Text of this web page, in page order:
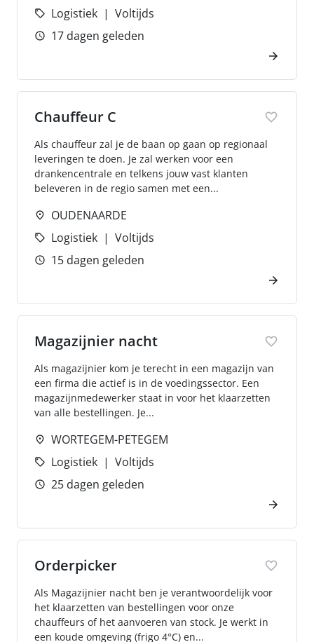
Logistiek
Voltijds
17 dagen geleden
Chauffeur C
Als chauffeur zal je de baan op gaan op regionaal
leveringen te doen. Je zal werken voor een
drankencentrale en telkens jouw vast klanten
beleveren in de regio samen met een...
OUDENAARDE
Logistiek
Voltijds
15 dagen geleden
Magazijnier nacht
Als magazijnier kom je terecht in een magazijn van
een firma die actief is in de voedingssector. Een
magazijnmedewerker staat in voor het klaarzetten
van alle bestellingen. Je...
WORTEGEM-PETEGEM
Logistiek
Voltijds
25 dagen geleden
Orderpicker
Als Magazijnier nacht ben je verantwoordelijk voor
het klaarzetten van bestellingen voor onze
chauffeurs of het aanvoeren van stock. Je werkt in
een koude omgeving (frigo 4°C) en...